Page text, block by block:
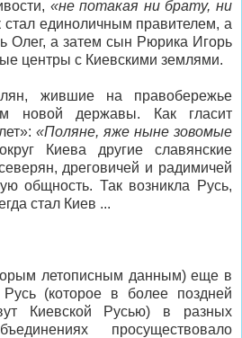
«не потакая ни брату, ни
единоличным правителем, а
Олег, а затем сын Рюрика Игорь
центры с Киевскими землями.
жившие на правобережье
новой державы. Как гласит
«Поляне, яже ныне зовомые
Киева другие славянские
дреговичей и радимичей
общность. Так возникла Русь,
стал Киев ...
летописным данным) еще в
Русь (которое в более поздней
Киевской Русью) в разных
просуществовало